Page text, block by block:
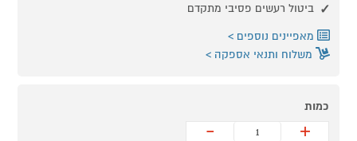
ביטול רעשים פסיבי מתקדם
מאפיינים נוספים
משלוח ותנאי אספקה
כמות
+
-